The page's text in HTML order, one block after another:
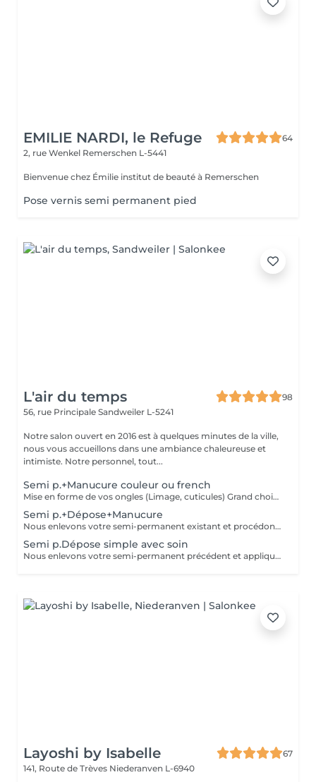
EMILIE NARDI, le Refuge
64
2, rue Wenkel Remerschen L-5441
Bienvenue chez Émilie institut de beauté à Remerschen
Pose vernis semi permanent pied
L'air du temps
98
56, rue Principale Sandweiler L-5241
Notre salon ouvert en 2016 est à quelques minutes de la ville,
nous vous accueillons dans une ambiance chaleureuse et
intimiste. Notre personnel, tout...
Semi p.+Manucure couleur ou french
Mise en forme de vos ongles (Limage, cuticules) Grand choix de couleurs, Tenue du semi-permanent 2-3 semaines. Finition sérum et crème Dépose = enlèvement de semi permanent existant
Semi p.+Dépose+Manucure
Nous enlevons votre semi-permanent existant et procédons à une manucure complète pour un rendu propre et naturel
Semi p.Dépose simple avec soin
Nous enlevons votre semi-permanent précédent et appliquons un sérum nourrissant sur vos ongles.
Layoshi by Isabelle
67
141, Route de Trèves Niederanven L-6940